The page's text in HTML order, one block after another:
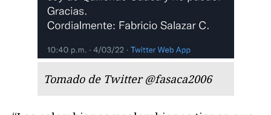
Tomado de Twitter @fasaca2006